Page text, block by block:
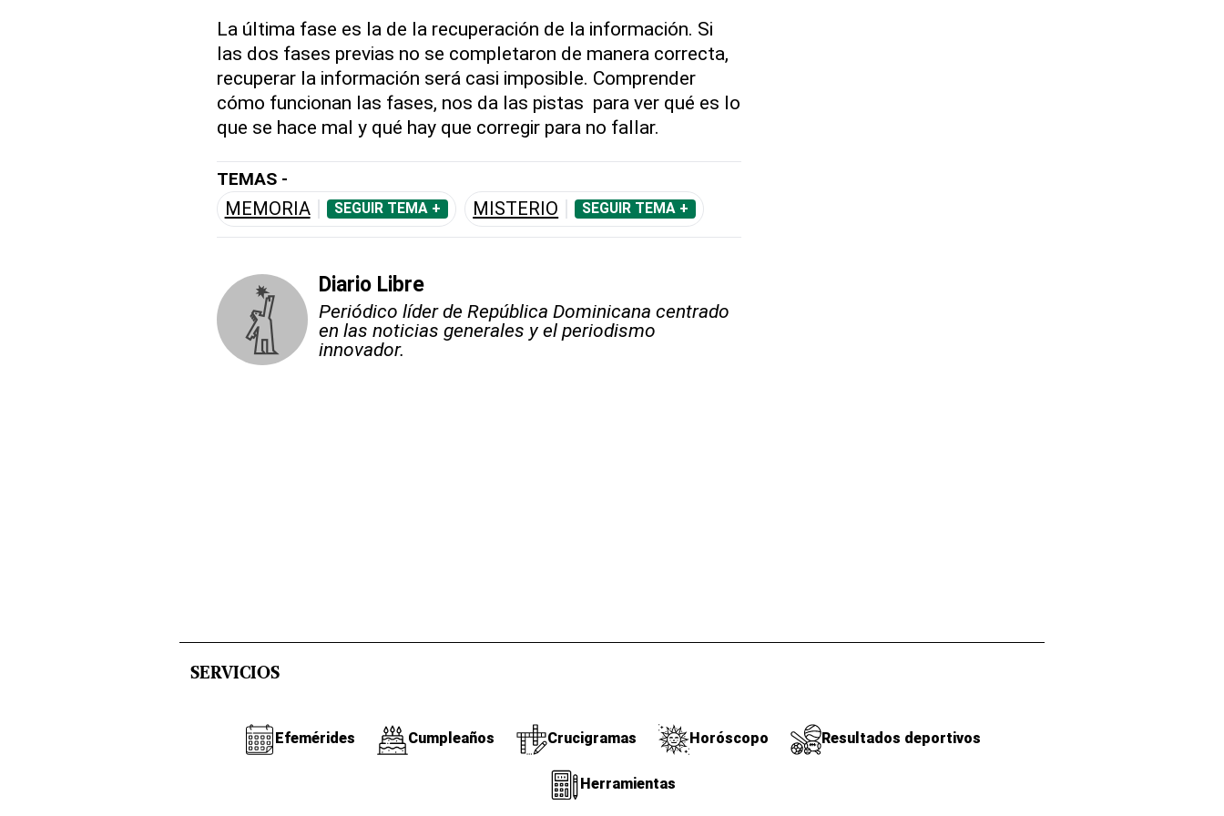
La última fase es la de la recuperación de la información. Si
las dos fases previas no se completaron de manera correcta,
recuperar la información será casi imposible. Comprender
cómo funcionan las fases, nos da las pistas para ver qué es lo
que se hace mal y qué hay que corregir para no fallar.
TEMAS -
MEMORIA SEGUIR TEMA + MISTERIO SEGUIR TEMA +
Diario Libre
Periódico líder de República Dominicana centrado
en las noticias generales y el periodismo
innovador.
SERVICIOS
Efemérides Cumpleaños Crucigramas Horóscopo Resultados deportivos
Herramientas